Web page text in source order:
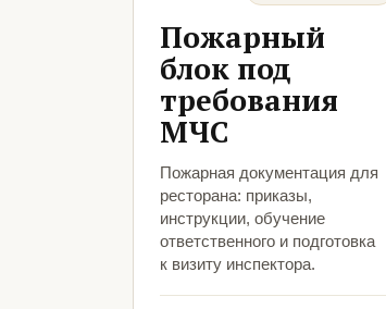
Пожарный
блок под
требования
МЧС
Пожарная документация для
ресторана: приказы,
инструкции, обучение
ответственного и подготовка
к визиту инспектора.